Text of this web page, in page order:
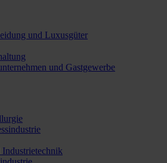
und Luxusgüter
und Gastgewerbe